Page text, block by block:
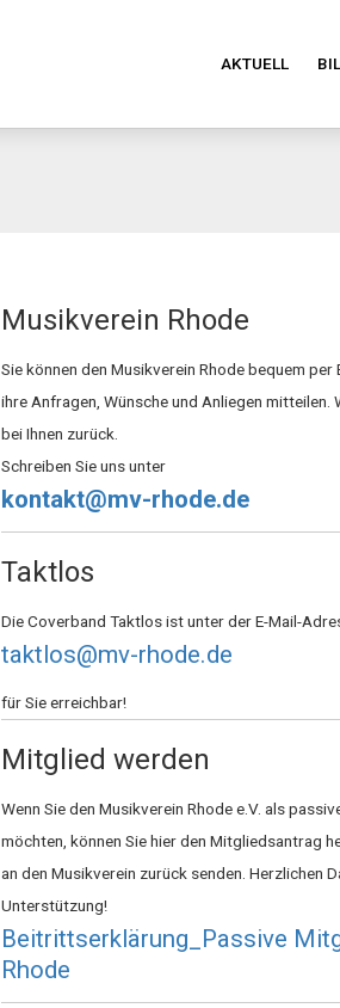
AKTUELL
Musikverein Rhode
Sie können den Musikverein Rhode bequem per
ihre Anfragen, Wünsche und Anliegen mitteilen.
bei Ihnen zurück.
Schreiben Sie uns unter
kontakt@mv-rhode.de
Taktlos
Die Coverband Taktlos ist unter der E-Mail-
taktlos@mv-rhode.de
für Sie erreichbar!
Mitglied werden
Wenn Sie den Musikverein Rhode e.V. als
möchten, können Sie hier den Mitgliedsantrag
an den Musikverein zurück senden. Herzlichen
Unterstützung!
Beitrittserklärung_Passive
Rhode